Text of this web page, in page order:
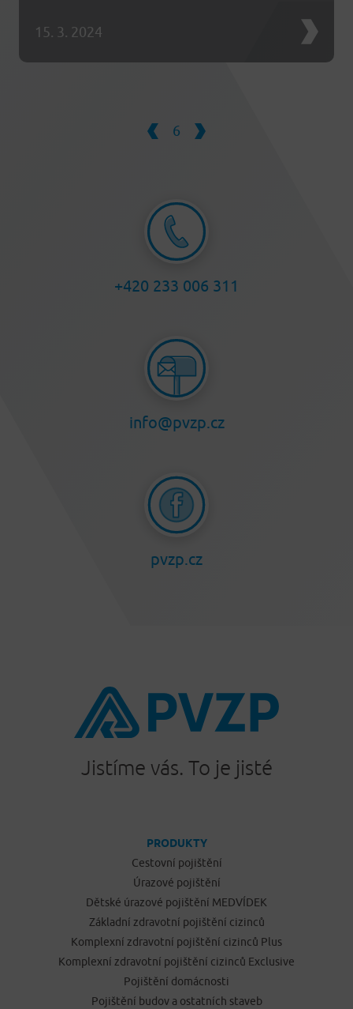
15. 3. 2024
6
+420 233 006 311
info@pvzp.cz
pvzp.cz
Jistíme vás. To je jisté
PRODUKTY
Cestovní pojištění
Úrazové pojištění
Dětské úrazové pojištění MEDVÍDEK
Základní zdravotní pojištění cizinců
Komplexní zdravotní pojištění cizinců Plus
Komplexní zdravotní pojištění cizinců Exclusive
Pojištění domácnosti
Pojištění budov a ostatních staveb